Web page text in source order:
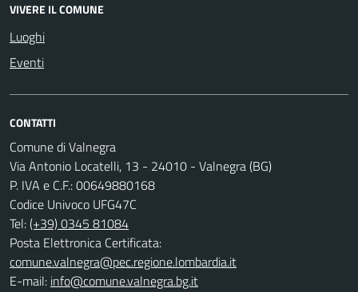
VIVERE IL COMUNE
Luoghi
Eventi
CONTATTI
Comune di Valnegra
Via Antonio Locatelli, 13 - 24010 - Valnegra (BG)
P. IVA e C.F.: 00649880168
Codice Univoco UFG47C
Tel:(+39) 0345 81084
Posta Elettronica Certificata:
comune.valnegra@pec.regione.lombardia.it
E-mail: info@comune.valnegra.bg.it